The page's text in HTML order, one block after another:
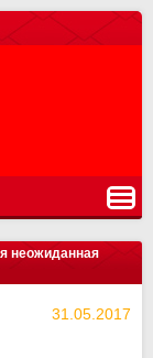
неожиданная
31.05.2017